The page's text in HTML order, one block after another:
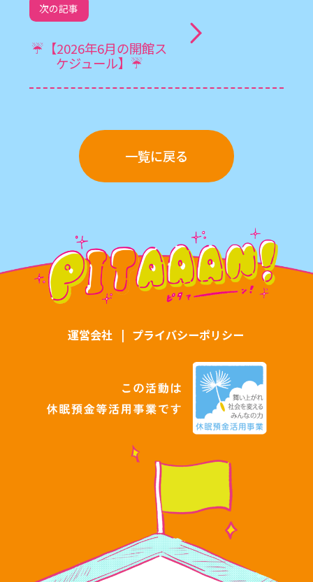
次の記事
☔️【2026年6月の開館ス
ケジュール】☔️
一覧に戻る
運営会社 | プライバシーポリシー